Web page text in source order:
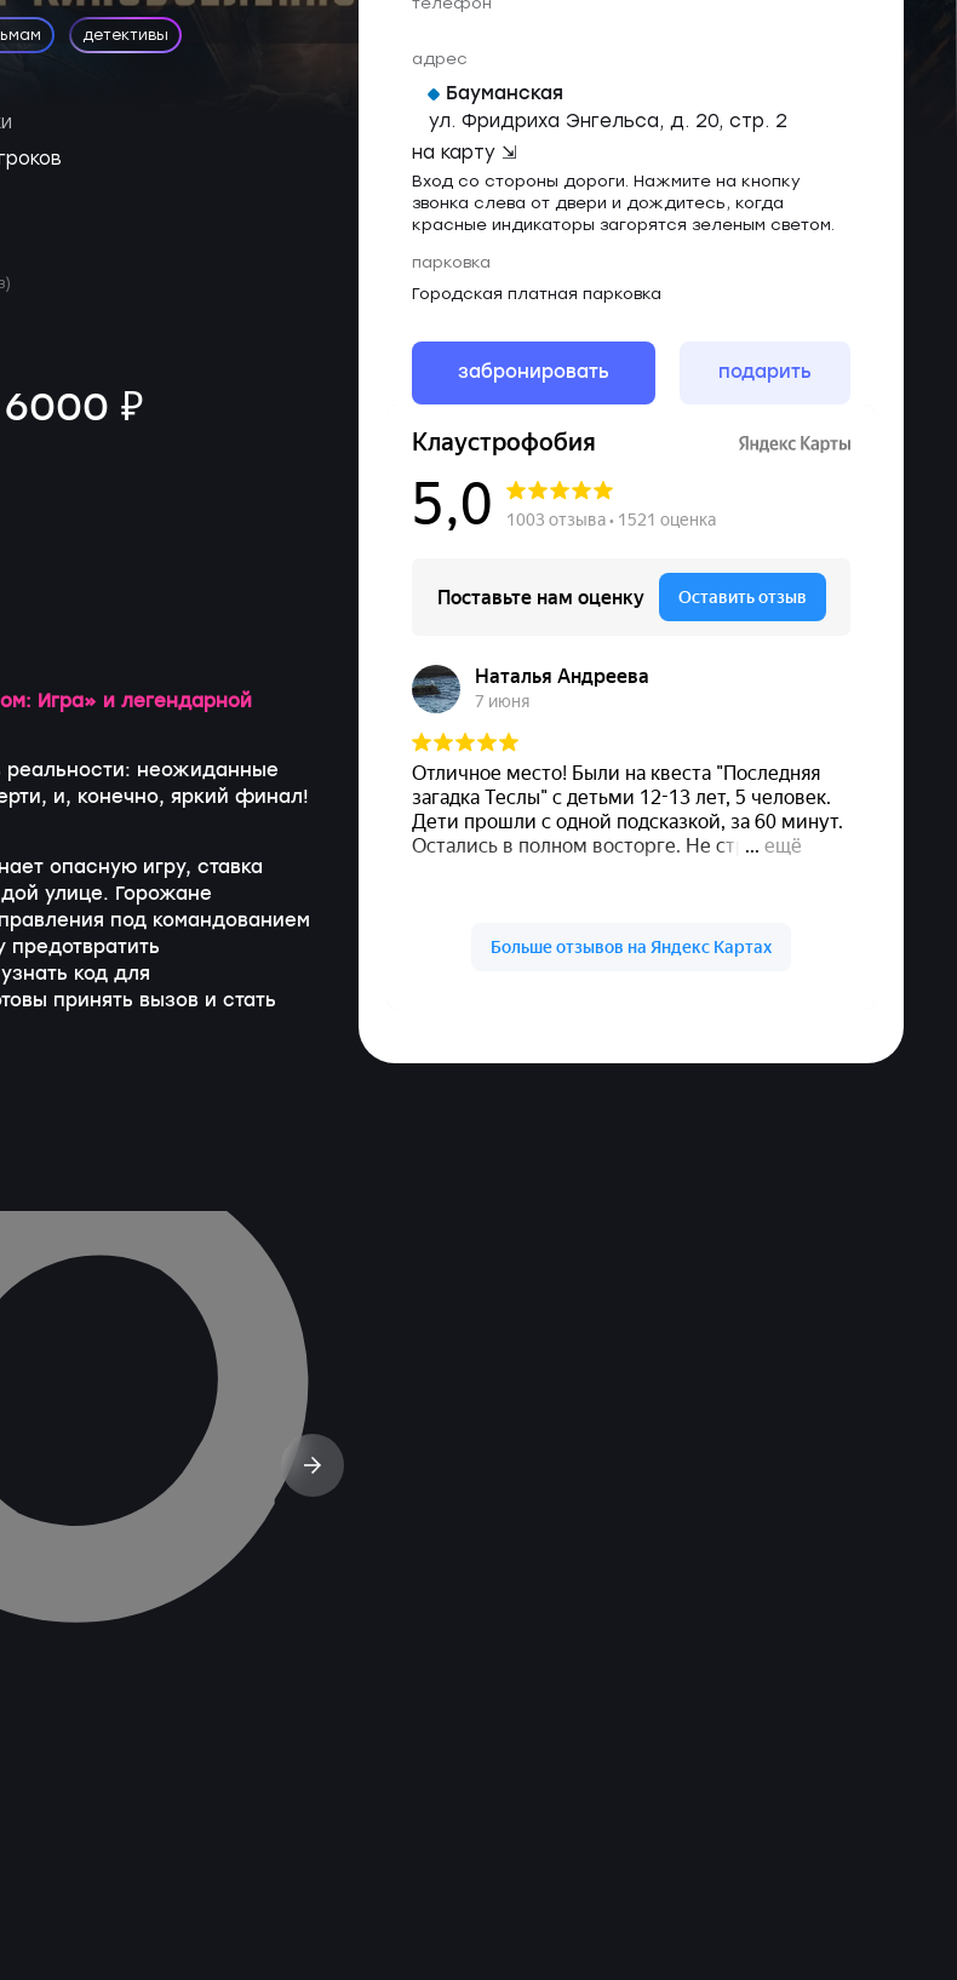
детективы
адрес
Бауманская
ул. Фридриха Энгельса, д. 20, стр. 2
на карту ⇲
Вход со стороны дороги. Нажмите на кнопку
звонка слева от двери и дождитесь, когда
красные индикаторы загорятся зеленым светом.
парковка
Городская платная парковка
забронировать подарить
₽
Игра» и легендарной
реальности: неожиданные
и, конечно, яркий финал!
опасную игру, ставка
улице. Горожане
под командованием
код для
принять вызов и стать